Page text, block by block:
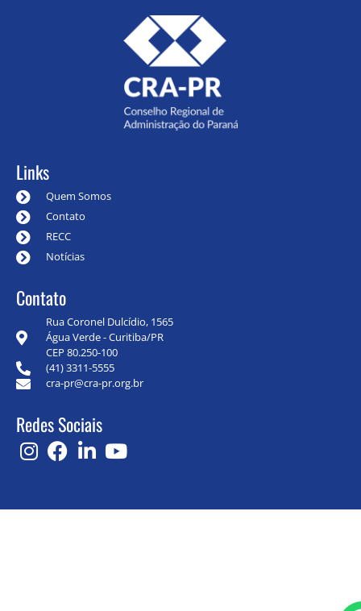
Links
Quem Somos
Contato
RECC
Notícias
Contato
Rua Coronel Dulcídio, 1565
Água Verde - Curitiba/PR
CEP 80.250-100
(41) 3311-5555
cra-pr@cra-pr.org.br
Redes Sociais